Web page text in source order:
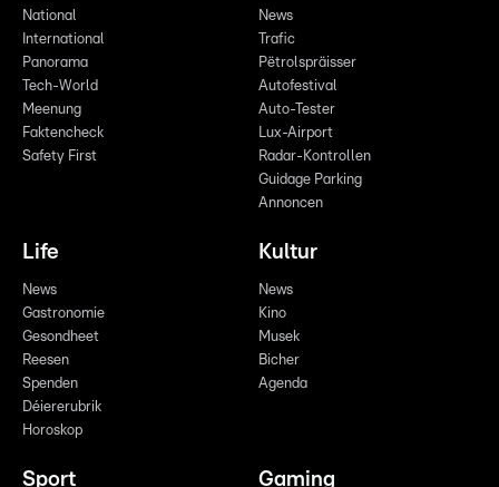
National
International
Panorama
Tech-World
Meenung
Faktencheck
Safety First
News
Trafic
Pëtrolspräisser
Autofestival
Auto-Tester
Lux-Airport
Radar-Kontrollen
Guidage Parking
Annoncen
Life
News
Gastronomie
Gesondheet
Reesen
Spenden
Déiererubrik
Horoskop
Kultur
News
Kino
Musek
Bicher
Agenda
Sport Gaming